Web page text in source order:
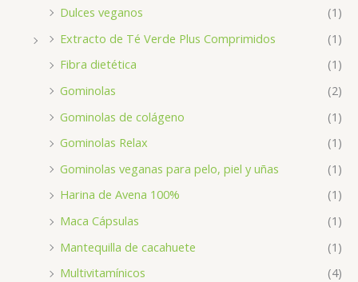
Dulces veganos
(1)
Extracto de Té Verde Plus Comprimidos
(1)
Fibra dietética
(1)
Gominolas
(2)
Gominolas de colágeno
(1)
Gominolas Relax
(1)
Gominolas veganas para pelo, piel y uñas
(1)
Harina de Avena 100%
(1)
Maca Cápsulas
(1)
Mantequilla de cacahuete
(1)
Multivitamínicos
(4)